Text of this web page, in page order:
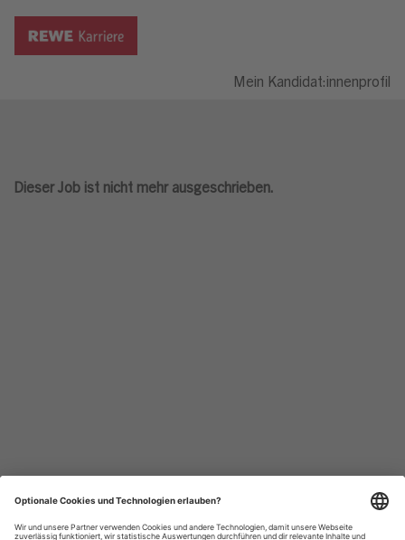
Mein Kandidat:innenprofil
Dieser Job ist nicht mehr ausgeschrieben.
Datenschutzhinweise